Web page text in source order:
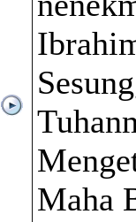
Maha